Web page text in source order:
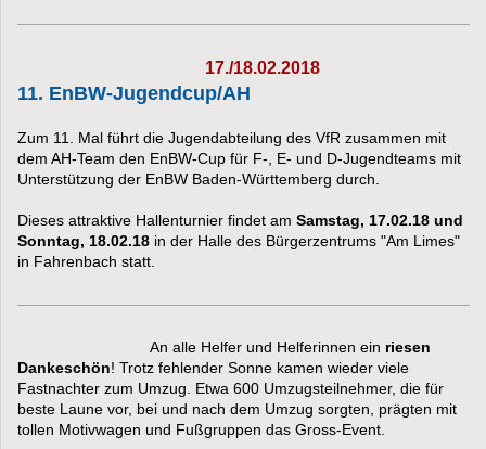
17./18.02.2018
11. EnBW-Jugendcup/AH
Zum 11. Mal führt die Jugendabteilung des VfR zusammen mit
dem AH-Team den EnBW-Cup für F-, E- und D- Jugendteams mit
Unterstützung der EnBW Baden-Württemberg durch.
Dieses attraktive Hallenturnier findet am Samstag, 17.02.18 und
Sonntag, 18.02.18 in der Halle des Bürgerzentrums "Am Limes"
in Fahrenbach statt.
An alle Helfer und Helferinnen ein riesen
Dankeschön! Trotz fehlender Sonne kamen wieder viele
Fastnachter zum Umzug. Etwa 600 Umzugsteilnehmer, die für
beste Laune vor, bei und nach dem Umzug sorgten, prägten mit
tollen Motivwagen und Fußgruppen das Gross-Event.